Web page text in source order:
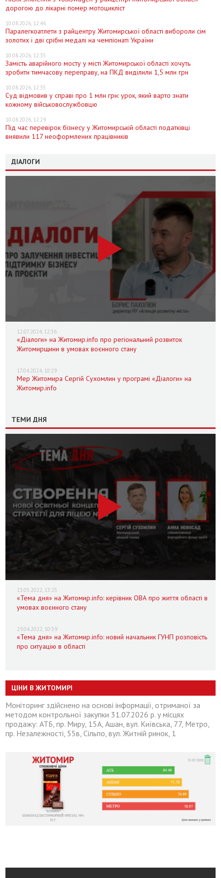
дорогою до лікарні помер мотоцикліст
10.08.2026, 12:46
Паралегкоатлети з райцентру Житомирської області вибороли сім
золотих і дві срібні медалі на чемпіонаті України
10.08.2026, 12:35
Замість аварійного мосту у місті Житомирської області хочуть
зробити тимчасову переправу, на ПКД виділили 1,5 млн грн
10.08.2026, 12:35
Суд відмовив у справі про 1 млн грн: урок, який варто знати
кожному військовослужбовцю
10.08.2026, 12:29
Під час перевірок бізнесу у Житомирській області податківці
виявили 117 неоформлених працівників
ДІАЛОГИ
12.07.2024, 12:36
«Діалоги» на Житомир.info про регіональний розвиток
Житомирщини в умовах воєнного стану
17.04.2024, 10:29
Мер Житомира Сергій Сухомлин у програмі «Діалоги» на
Житомир.info
ТЕМИ ДНЯ
13.05.2022, 13:25
«Тема дня» на Житомир.info: керівник ОВА про життя області в
умовах воєнного стану
29.04.2022, 10:59
«Тема дня» на Житомир.info: новий начальник ГУНП розповість
про ситуацію в області
ЦІНИ В ЖИТОМИРІ
Моніторинг здійснено на основі інформації, отриманої за
методом контрольної закупки 31.07.2026 р. у місцях
продажу: АТБ, пр. Миру, 15А, Ашан, вул. Київська, 77, Метро,
пр. Незалежності, 55в, Сільпо, вул. Житній ринок, 1